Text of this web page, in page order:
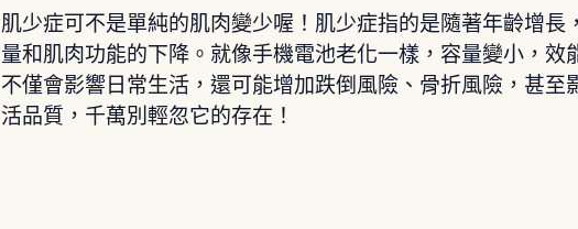
肌少症可不是單純的肌肉變少喔！肌少症指的是隨著年齡增長
量和肌肉功能的下降。就像手機電池老化一樣，容量變小，效
不僅會影響日常生活，還可能增加跌倒風險、骨折風險，甚至
活品質，千萬別輕忽它的存在！